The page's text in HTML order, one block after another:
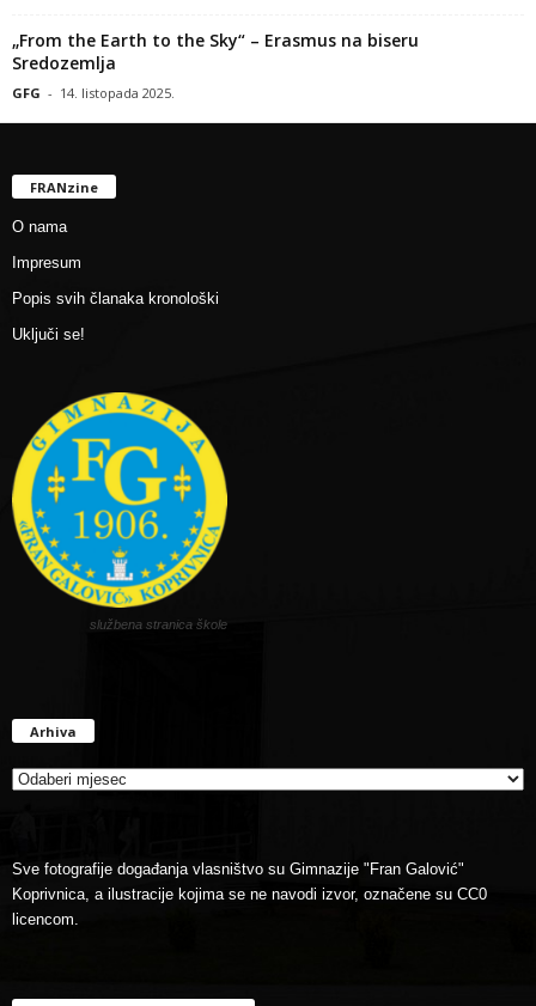
„From the Earth to the Sky“ – Erasmus na biseru
Sredozemlja
GFG - 14. listopada 2025.
FRANzine
O nama
Impresum
Popis svih članaka kronološki
Uključi se!
službena stranica škole
Arhiva
Sve fotografije događanja vlasništvo su Gimnazije "Fran Galović"
Koprivnica, a ilustracije kojima se ne navodi izvor, označene su CC0
licencom.